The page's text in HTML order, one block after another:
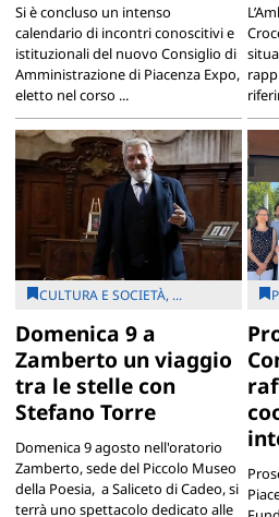
Si è concluso un intenso
calendario di incontri conoscitivi e
istituzionali del nuovo Consiglio di
Amministrazione di Piacenza Expo,
eletto nel corso ...
CULTURA E SOCIETÀ, ...
Domenica 9 a
Zamberto un viaggio
tra le stelle con
Stefano Torre
Domenica 9 agosto nell'oratorio
Zamberto, sede del Piccolo Museo
della Poesia, a Saliceto di Cadeo, si
terrà uno spettacolo dedicato alle